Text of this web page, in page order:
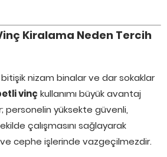
Kiralama Neden Tercih
bitişik nizam binalar ve dar sokaklar
vinçkullanımı büyük avantaj
personelin yüksekte güvenli,
çalışmasını sağlayarak
cephe işlerinde vazgeçilmezdir.